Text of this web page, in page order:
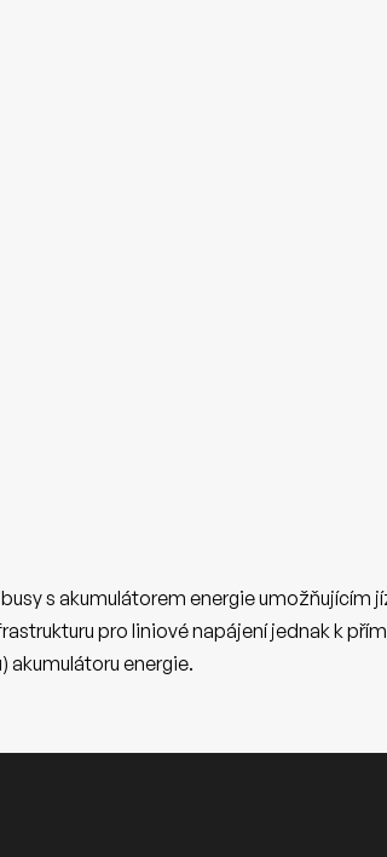
s akumulátorem energie umožňujícím
pro liniové napájení jednak k
akumulátoru energie.